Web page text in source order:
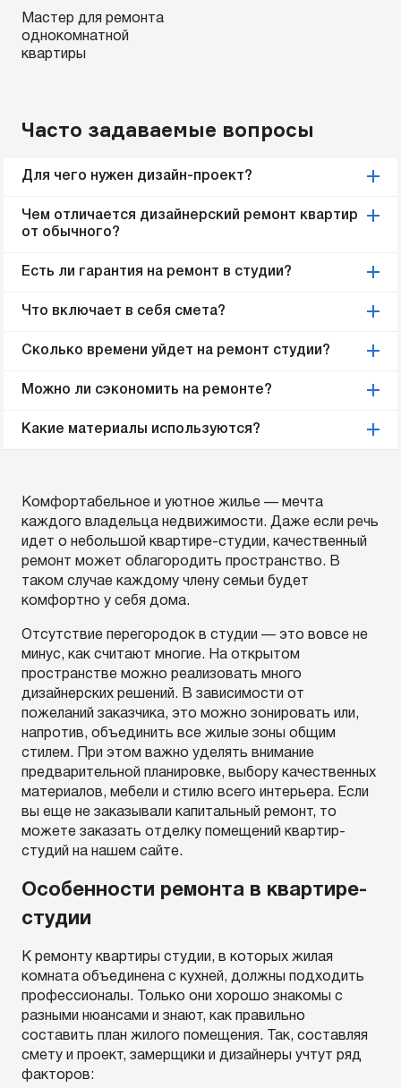
Мастер для ремонта
однокомнатной
квартиры
Часто задаваемые вопросы
Для чего нужен дизайн-проект?
Чем отличается дизайнерский ремонт квартир
от обычного?
Есть ли гарантия на ремонт в студии?
Что включает в себя смета?
Сколько времени уйдет на ремонт студии?
Можно ли сэкономить на ремонте?
Какие материалы используются?
Комфортабельное и уютное жилье — мечта
каждого владельца недвижимости. Даже если речь
идет о небольшой квартире-студии, качественный
ремонт может облагородить пространство. В
таком случае каждому члену семьи будет
комфортно у себя дома.
Отсутствие перегородок в студии — это вовсе не
минус, как считают многие. На открытом
пространстве можно реализовать много
дизайнерских решений. В зависимости от
пожеланий заказчика, это можно зонировать или,
напротив, объединить все жилые зоны общим
стилем. При этом важно уделять внимание
предварительной планировке, выбору качественных
материалов, мебели и стилю всего интерьера. Если
вы еще не заказывали капитальный ремонт, то
можете заказать отделку помещений квартир-
студий на нашем сайте.
Особенности ремонта в квартире-
студии
К ремонту квартиры студии, в которых жилая
комната объединена с кухней, должны подходить
профессионалы. Только они хорошо знакомы с
разными нюансами и знают, как правильно
составить план жилого помещения. Так, составляя
смету и проект, замерщики и дизайнеры учтут ряд
факторов: